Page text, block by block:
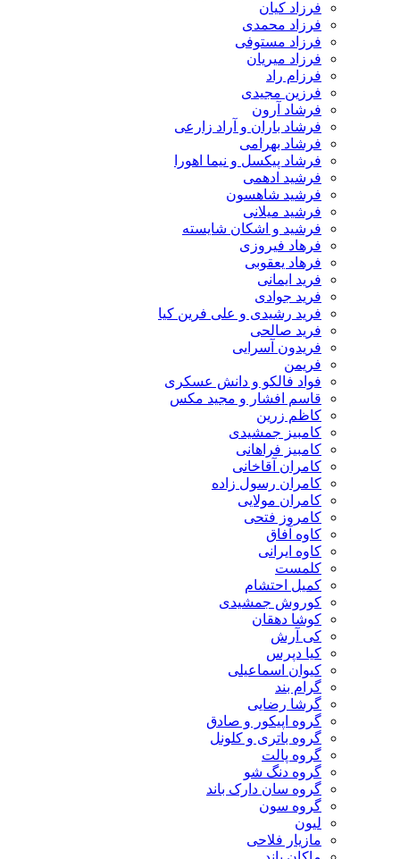
فرزاد کیان
فرزاد محمدی
فرزاد مستوفی
فرزاد میریان
فرزام راد
فرزین مجیدی
فرشاد آرون
فرشاد باران و آراد زارعی
فرشاد بهرامی
فرشاد پیکسل و نیما اهورا
فرشید ادهمی
فرشید شاهسون
فرشید میلانی
فرشید و اشکان شایسته
فرهاد فیروزی
فرهاد یعقوبی
فرید ایمانی
فرید جوادی
فرید رشیدی و علی فرین کیا
فرید صالحی
فریدون آسرایی
فریمن
فواد فالکو و دانش عسکری
قاسم افشار و مجید مکس
کاظم زرین
کامبیز جمشیدی
کامبیز فراهانی
کامران آقاخانی
کامران رسول زاده
کامران مولایی
کامروز فتحی
کاوه آفاق
کاوه ایرانی
کلمست
کمیل احتشام
کوروش جمشیدی
کوشا دهقان
کی آرش
کیا دپرس
کیوان اسماعیلی
گرام بند
گرشا رضایی
گروه اپیکور و صادق
گروه باتری و کلونل
گروه پالت
گروه دنگ شو
گروه سان دارک باند
گروه سون
لیون
مازیار فلاحی